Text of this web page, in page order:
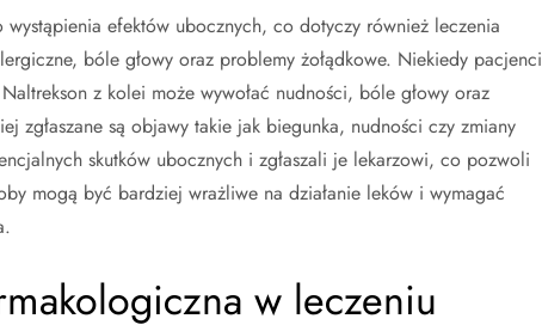
efektów ubocznych, co dotyczy również leczenia
bóle głowy oraz problemy żołądkowe. Niekiedy pacjenci
z kolei może wywołać nudności, bóle głowy oraz
zgłaszane są objawy takie jak biegunka, nudności czy zmiany
skutków ubocznych i zgłaszali je lekarzowi, co pozwoli
mogą być bardziej wrażliwe na działanie leków i wymagać
w leczeniu